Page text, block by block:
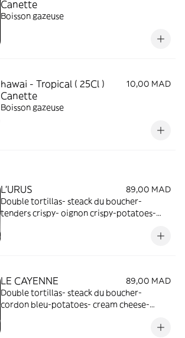
Canette
Boisson gazeuse
hawai - Tropical ( 25Cl )
Canette
10,00 MAD
Boisson gazeuse
L’URUS
89,00 MAD
Double tortillas- steack du boucher-
tenders crispy- oignon crispy-potatoes-
LE CAYENNE
89,00 MAD
Double tortillas- steack du boucher-
cordon bleu-potatoes- cream cheese-